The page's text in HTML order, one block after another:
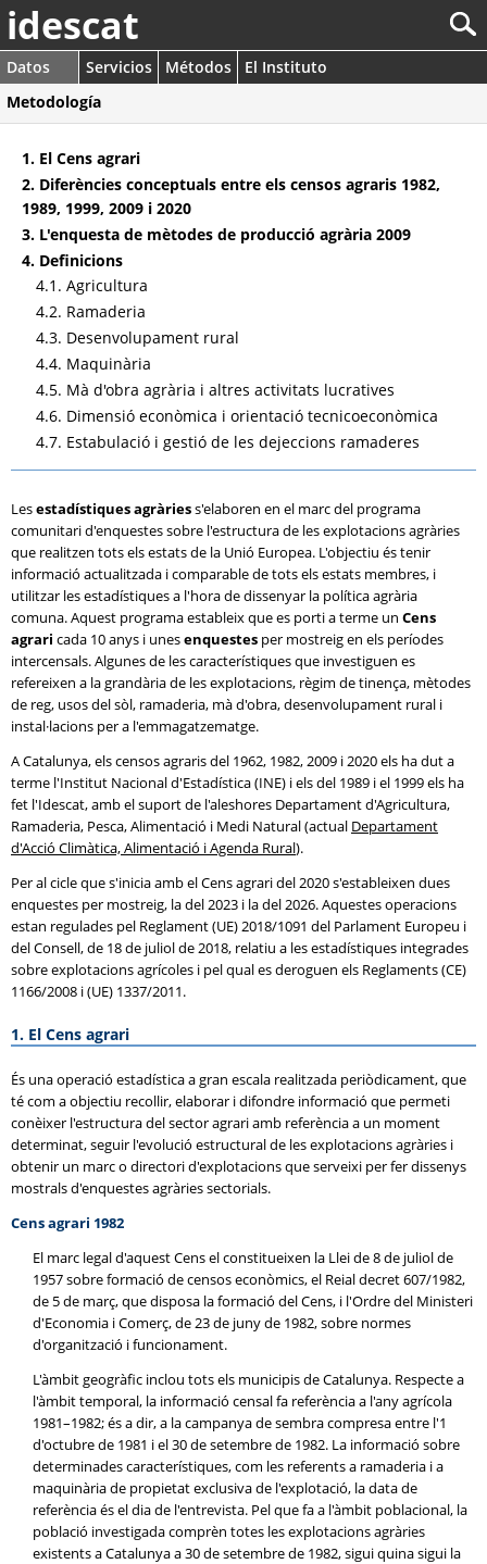
idescat
Datos Servicios Métodos
El Instituto
Metodología
1. El Cens agrari
2. Diferències conceptuals entre els censos agraris 1982,
1989, 1999, 2009 i 2020
3. L'enquesta de mètodes de producció agrària 2009
4. Definicions
4.1. Agricultura
4.2. Ramaderia
4.3. Desenvolupament rural
4.4. Maquinària
4.5. Mà d'obra agrària i altres activitats lucratives
4.6. Dimensió econòmica i orientació tecnicoeconòmica
4.7. Estabulació i gestió de les dejeccions ramaderes
Lesestadístiques agràriess'elaboren en el marc del programa
comunitari d'enquestes sobre l'estructura de les explotacions agràries
que realitzen tots els estats de la Unió Europea. L'objectiu és tenir
informació actualitzada i comparable de tots els estats membres, i
utilitzar les estadístiques a l'hora de dissenyar la política agrària
comuna. Aquest programa estableix que es porti a terme un Cens
agrari cada 10 anys i unesenquestes per mostreig en els períodes
intercensals. Algunes de les característiques que investiguen es
refereixen a la grandària de les explotacions, règim de tinença, mètodes
de reg, usos del sòl, ramaderia, mà d'obra, desenvolupament rural i
instal·lacions per a l'emmagatzematge.
A Catalunya, els censos agraris del 1962, 1982, 2009 i 2020 els ha dut a
terme l'Institut Nacional d'Estadística (INE) i els del 1989 i el 1999 els ha
fet l'Idescat, amb el suport de l'aleshores Departament d'Agricultura,
Ramaderia, Pesca, Alimentació i Medi Natural (actual Departament
d'Acció Climàtica, Alimentació i Agenda Rural).
Per al cicle que s'inicia amb el Cens agrari del 2020 s'estableixen dues
enquestes per mostreig, la del 2023 i la del 2026. Aquestes operacions
estan regulades pel Reglament (UE) 2018/1091 del Parlament Europeu i
del Consell, de 18 de juliol de 2018, relatiu a les estadístiques integrades
sobre explotacions agrícoles i pel qual es deroguen els Reglaments (CE)
1166/2008 i (UE) 1337/2011.
1. El Cens agrari
És una operació estadística a gran escala realitzada periòdicament, que
té com a objectiu recollir, elaborar i difondre informació que permeti
conèixer l'estructura del sector agrari amb referència a un moment
determinat, seguir l'evolució estructural de les explotacions agràries i
obtenir un marc o directori d'explotacions que serveixi per fer dissenys
mostrals d'enquestes agràries sectorials.
Cens agrari 1982
El marc legal d'aquest Cens el constitueixen la Llei de 8 de juliol de
1957 sobre formació de censos econòmics, el Reial decret 607/1982,
de 5 de març, que disposa la formació del Cens, i l'Ordre del Ministeri
d'Economia i Comerç, de 23 de juny de 1982, sobre normes
d'organització i funcionament.
L'àmbit geogràfic inclou tots els municipis de Catalunya. Respecte a
l'àmbit temporal, la informació censal fa referència a l'any agrícola
1981–1982; és a dir, a la campanya de sembra compresa entre l'1
d'octubre de 1981 i el 30 de setembre de 1982. La informació sobre
determinades característiques, com les referents a ramaderia i a
maquinària de propietat exclusiva de l'explotació, la data de
referència és el dia de l'entrevista. Pel que fa a l'àmbit poblacional, la
població investigada comprèn totes les explotacions agràries
existents a Catalunya a 30 de setembre de 1982, sigui quina sigui la